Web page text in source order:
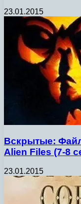
23.01.2015
Вскрытые:
Alien Files (7-8
23.01.2015